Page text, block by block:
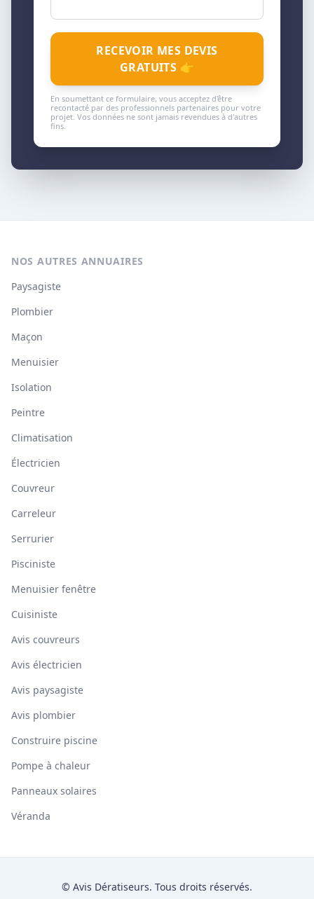
RECEVOIR MES DEVIS
GRATUITS 👉
En soumettant ce formulaire, vous acceptez d'être
recontacté par des professionnels partenaires pour votre
projet. Vos données ne sont jamais revendues à d'autres
fins.
NOS AUTRES ANNUAIRES
Paysagiste
Plombier
Maçon
Menuisier
Isolation
Peintre
Climatisation
Électricien
Couvreur
Carreleur
Serrurier
Pisciniste
Menuisier fenêtre
Cuisiniste
Avis couvreurs
Avis électricien
Avis paysagiste
Avis plombier
Construire piscine
Pompe à chaleur
Panneaux solaires
Véranda
© Avis Dératiseurs. Tous droits réservés.